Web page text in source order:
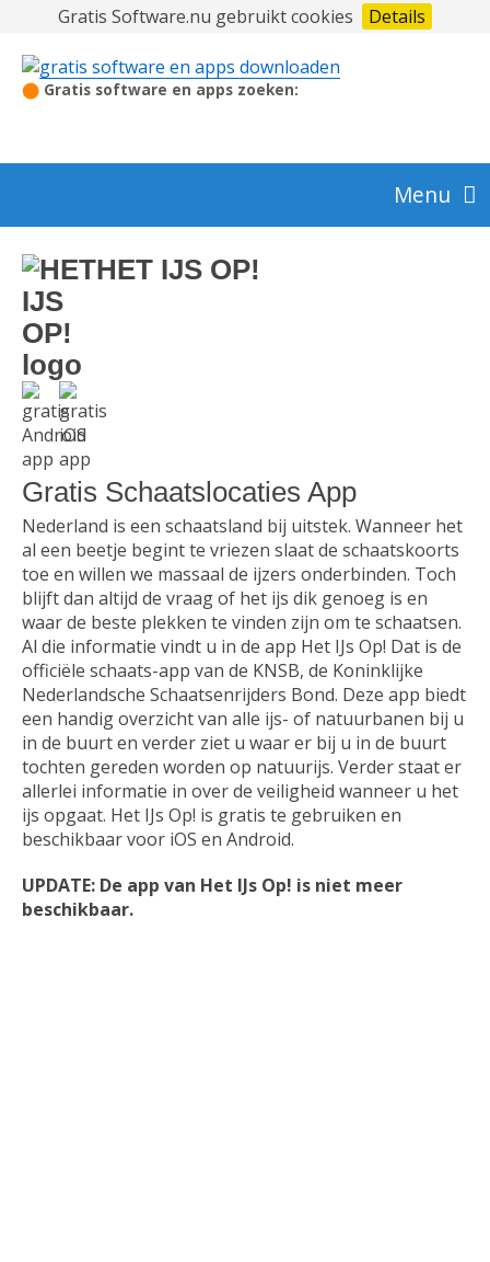
Gratis Software.nu gebruikt cookies Details
⬤ Gratis software en apps zoeken:
Menu
Audio en video
Beeldbewerking en foto
Beveiliging
Browsers
Communicatie
Download
Educatie
Email
HET IJS OP!
Gratis Schaatslocaties App
Nederland is een schaatsland bij uitstek. Wanneer het
al een beetje begint te vriezen slaat de schaatskoorts
toe en willen we massaal de ijzers onderbinden. Toch
blijft dan altijd de vraag of het ijs dik genoeg is en
waar de beste plekken te vinden zijn om te schaatsen.
Al die informatie vindt u in de app Het IJs Op! Dat is de
officiële schaats-app van de KNSB, de Koninklijke
Nederlandsche Schaatsenrijders Bond. Deze app biedt
een handig overzicht van alle ijs- of natuurbanen bij u
in de buurt en verder ziet u waar er bij u in de buurt
tochten gereden worden op natuurijs. Verder staat er
allerlei informatie in over de veiligheid wanneer u het
ijs opgaat. Het IJs Op! is gratis te gebruiken en
beschikbaar voor iOS en Android.
UPDATE: De app van Het IJs Op! is niet meer
beschikbaar.